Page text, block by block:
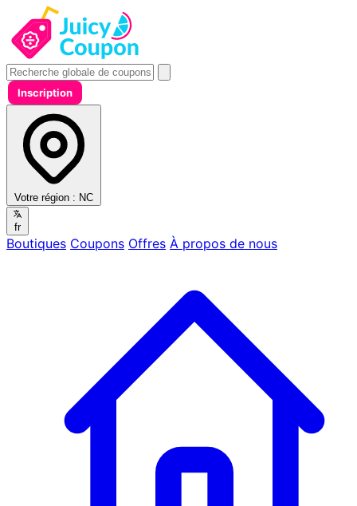
Inscription
Votre région : NC
fr
Boutiques Coupons Offres À propos de nous